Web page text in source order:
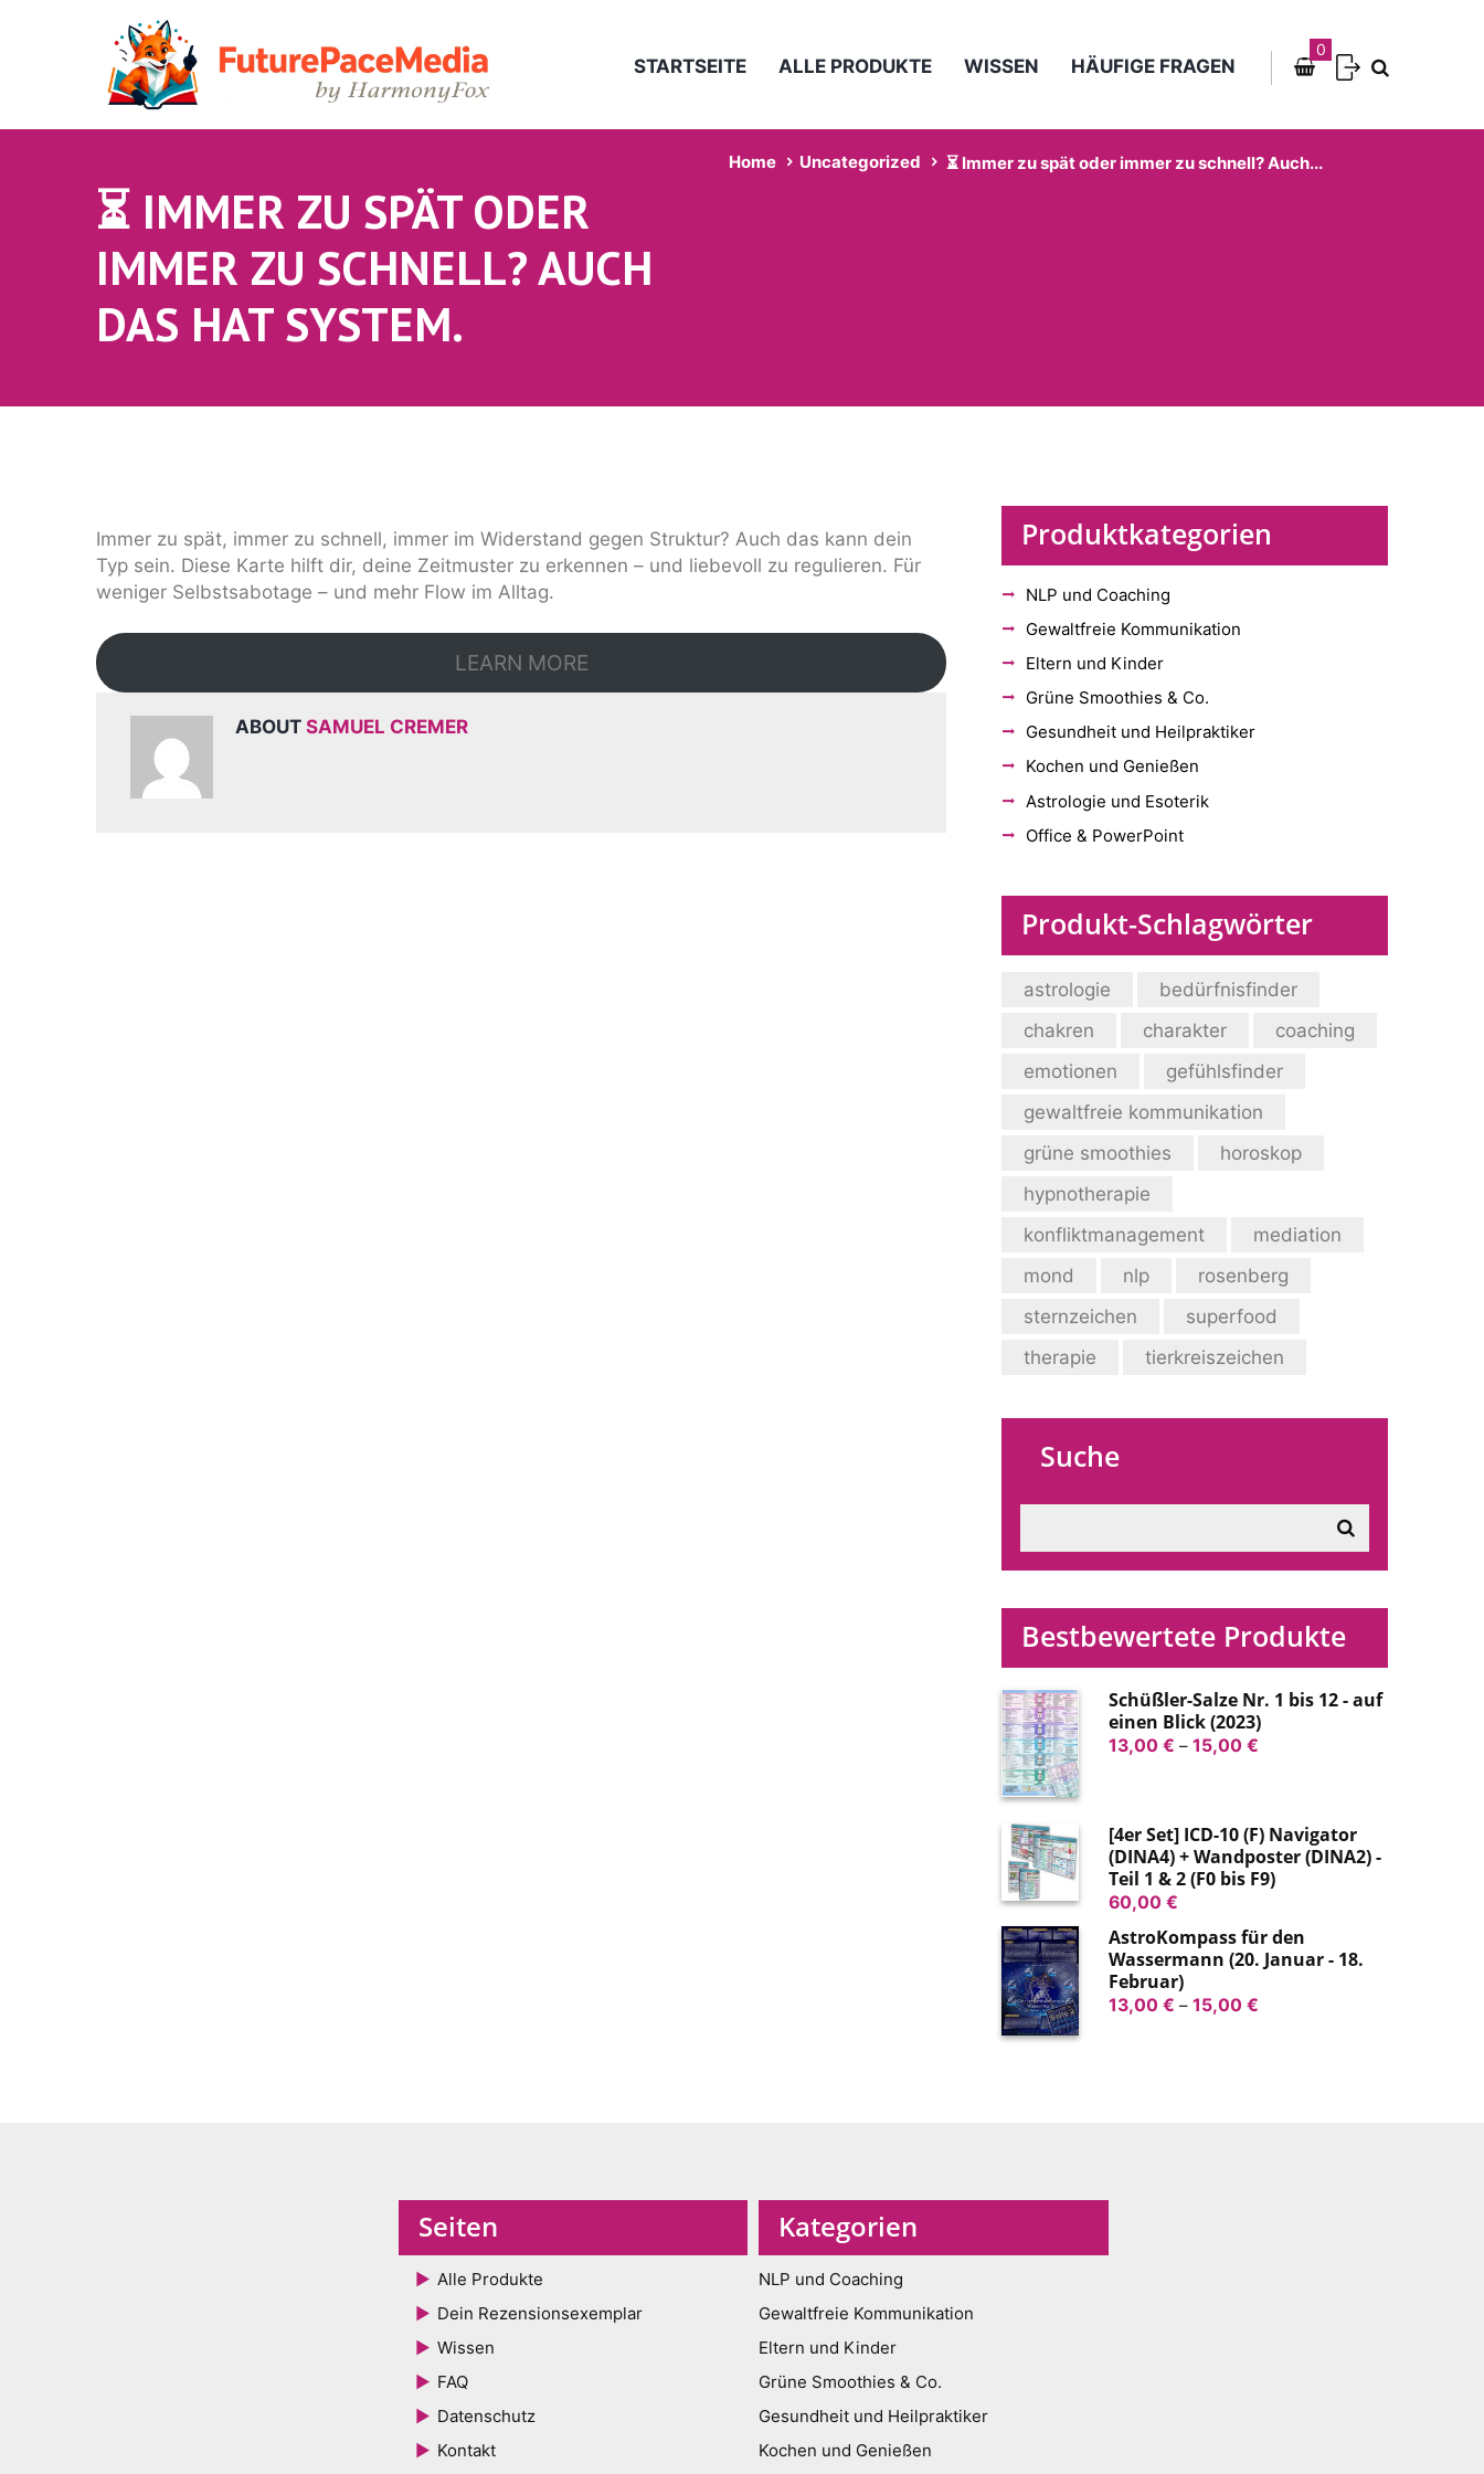
STARTSEITE ALLE PRODUKTE WISSEN HÄUFIGE FRAGEN
0
⏳ IMMER ZU SPÄT ODER
IMMER ZU SCHNELL? AUCH
DAS HAT SYSTEM.
Home Uncategorized ⏳ Immer zu spät oder immer zu schnell? Auch...
Immer zu spät, immer zu schnell, immer im Widerstand gegen Struktur? Auch das kann dein
Typ sein. Diese Karte hilft dir, deine Zeitmuster zu erkennen – und liebevoll zu regulieren. Für
weniger Selbstsabotage – und mehr Flow im Alltag.
LEARN MORE
ABOUTSAMUEL CREMER
Produktkategorien
NLP und Coaching
Gewaltfreie Kommunikation
Eltern und Kinder
Grüne Smoothies & Co.
Gesundheit und Heilpraktiker
Kochen und Genießen
Astrologie und Esoterik
Office & PowerPoint
Produkt-Schlagwörter
astrologie
bedürfnisfinder
chakren
charakter
coaching
emotionen
gefühlsfinder
gewaltfreie kommunikation
grüne smoothies
horoskop
hypnotherapie
konfliktmanagement
mediation
mond
nlp
rosenberg
sternzeichen
superfood
therapie
tierkreiszeichen
Suche
Bestbewertete Produkte
Schüßler-Salze Nr. 1 bis 12 - auf
einen Blick (2023)
13,00 € – 15,00 €Preisspanne:
15,00 €
[4er Set] ICD-10 (F) Navigator
(DINA4) + Wandposter (DINA2) -
Teil 1 & 2 (F0 bis F9)
60,00 €
AstroKompass für den
Wassermann (20. Januar - 18.
Februar)
13,00 € – 15,00 €Preisspanne:
Seiten
Alle Produkte
Dein Rezensionsexemplar
Wissen
FAQ
Datenschutz
Kontakt
Kategorien
NLP und Coaching
Gewaltfreie Kommunikation
Eltern und Kinder
Grüne Smoothies & Co.
Gesundheit und Heilpraktiker
Kochen und Genießen